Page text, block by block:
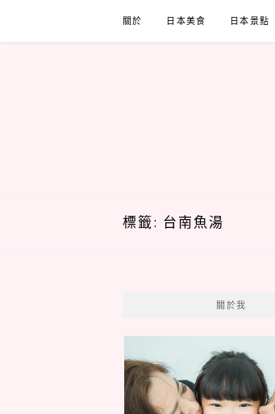
關於 日本美食 日本景點
標籤: 台南魚湯
關於我